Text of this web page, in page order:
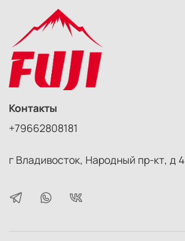
Контакты
+79662808181
г Владивосток, Народный пр-кт, д 4